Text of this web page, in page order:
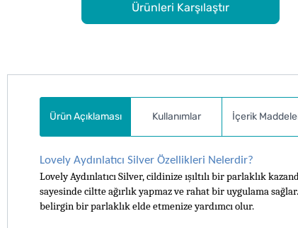
Ürünleri Karşılaştır
Ürün Açıklaması Kullanımlar İçerik
Lovely Aydınlatıcı Silver Özellikleri Nelerdir?
Lovely Aydınlatıcı Silver, cildinize ışıltılı bir parlaklık
sayesinde ciltte ağırlık yapmaz ve rahat bir uygulama
belirgin bir parlaklık elde etmenize yardımcı olur.